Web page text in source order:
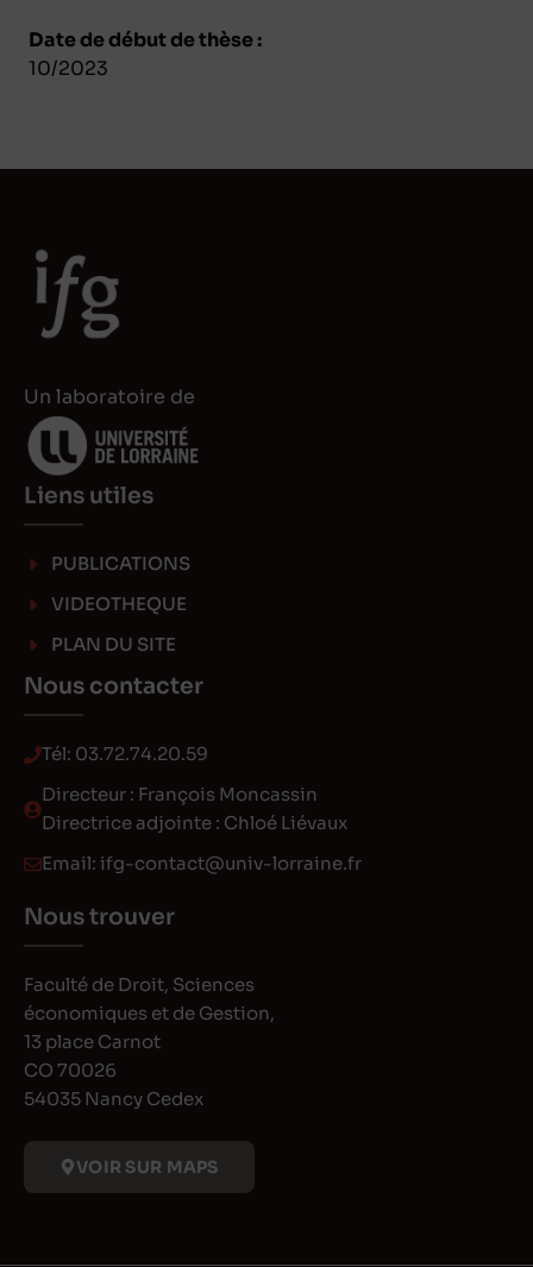
Date de début de thèse :
10/2023
Un laboratoire de
Liens utiles
PUBLICATIONS
VIDEOTHEQUE
PLAN DU SITE
Nous contacter
Tél: 03.72.74.20.59
Directeur : François Moncassin
Directrice adjointe : Chloé Liévaux
Email: ifg-contact@univ-lorraine.fr
Nous trouver
Faculté de Droit, Sciences
économiques et de Gestion,
13 place Carnot
CO 70026
54035 Nancy Cedex
VOIR SUR MAPS